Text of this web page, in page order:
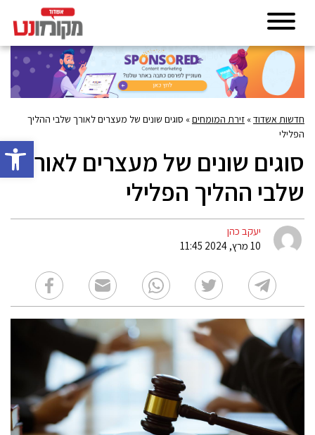
פתח
חדשות אשדוד» זירת המומחים» סוגים שונים של מעצרים לאורך שלבי ההליך
הפלילי
סוגים שונים של מעצרים לאורך
שלבי ההליך הפלילי
יעקב כהן
10 מרץ, 2024 11:45